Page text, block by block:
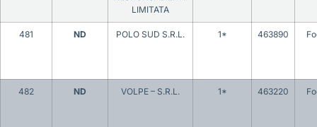
LIMITATA
481 ND POLO SUD S.R.L. 1* 463890
482 ND VOLPE – S.R.L. 1* 463220